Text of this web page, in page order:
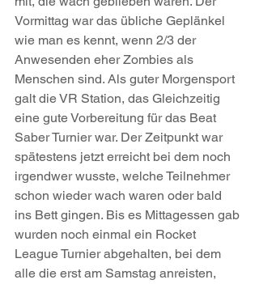
Vormittag war das übliche Geplänkel
wie man es kennt, wenn 2/3 der
Anwesenden eher Zombies als
Menschen sind. Als guter Morgensport
galt die VR Station, das Gleichzeitig
eine gute Vorbereitung für das Beat
Saber Turnier war. Der Zeitpunkt war
spätestens jetzt erreicht bei dem noch
irgendwer wusste, welche Teilnehmer
schon wieder wach waren oder bald
ins Bett gingen. Bis es Mittagessen gab
wurden noch einmal ein Rocket
League Turnier abgehalten, bei dem
alle die erst am Samstag anreisten,